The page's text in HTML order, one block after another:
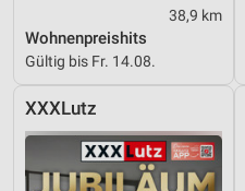
38,9 km
Wohnenpreishits
Gültig bis Fr. 14.08.
XXXLutz